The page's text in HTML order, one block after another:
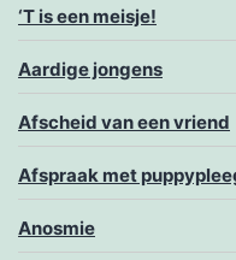
‘T is een meisje!
Aardige jongens
Afscheid van een vriend
Afspraak met
Anosmie